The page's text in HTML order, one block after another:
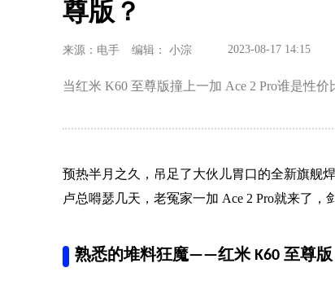
尊版？
来源：电手 编辑： 小淙 2023-08-17 14:15
当红米 K60 至尊版撞上一加 Ace 2 Pro谁是性价
预热半月之久，吊足了大伙儿胃口的全新旗舰
卢总嘚瑟几天，老冤家一加 Ace 2 Pro就来了，
熟悉的堆料狂魔——红米 K60 至尊版